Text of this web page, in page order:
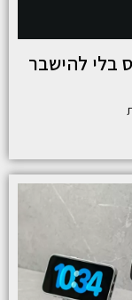
בלי להישבר